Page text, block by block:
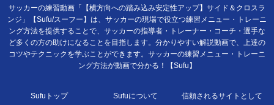
サッカーの練習動画「【横方向への踏み込み安定性アップ】サイド＆クロスラ
ンジ」【Sufu/スーフー】は、サッカーの現場で役立つ練習メニュー・トレーニ
ング方法を提供することで、サッカーの指導者・トレーナー・コーチ・選手な
ど多くの方の助けになることを目指します。分かりやすい解説動画で、上達の
コツやテクニックを学ぶことができます。サッカーの練習メニュー・トレーニ
ング方法が動画で分かる！【Sufu】
Sufuトップ Sufuについて 信頼されるサイトとして